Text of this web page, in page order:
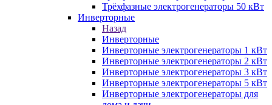
Трёхфазные электрогенераторы 50 кВт
Инверторные
Назад
Инверторные
Инверторные электрогенераторы 1 кВт
Инверторные электрогенераторы 2 кВт
Инверторные электрогенераторы 3 кВт
Инверторные электрогенераторы 5 кВт
Инверторные электрогенераторы для